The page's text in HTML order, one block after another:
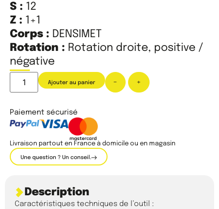
S : 12
Z : 1+1
Corps : DENSIMET
Rotation : Rotation droite, positive /
négative
- +
Ajouter au panier
Paiement sécurisé
Livraison partout en France à domicile ou en magasin
Une question ? Un conseil.
Description
Caractéristiques techniques de l’outil :